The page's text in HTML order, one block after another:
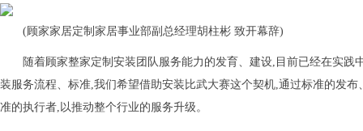
(顾家家居定制家居事业部副总经理胡柱彬 致开幕辞)
随着顾家整家定制安装团队服务能力的发育、建设,目前已经在实践
装服务流程、标准,我们希望借助安装比武大赛这个契机,通过标准的发
准的执行者,以推动整个行业的服务升级。